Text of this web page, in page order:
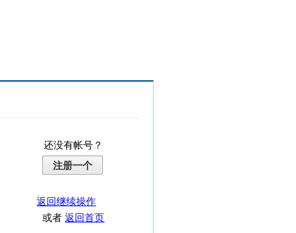
还没有帐号？
注册一个
返回继续操作
或者返回首页